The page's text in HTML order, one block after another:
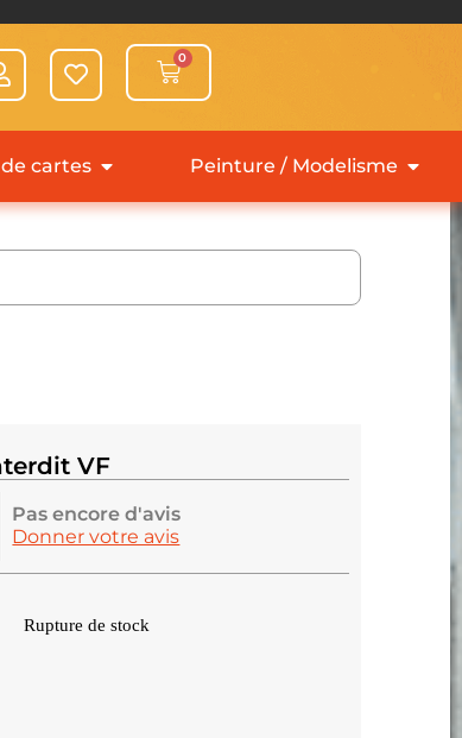
0
cartes Peinture / Modelisme
VF
Pas encore d'avis
Donner votre avis
Rupture de stock